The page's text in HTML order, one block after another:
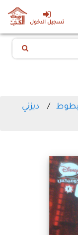
تسجيل الدخول
بطوط
ديزني